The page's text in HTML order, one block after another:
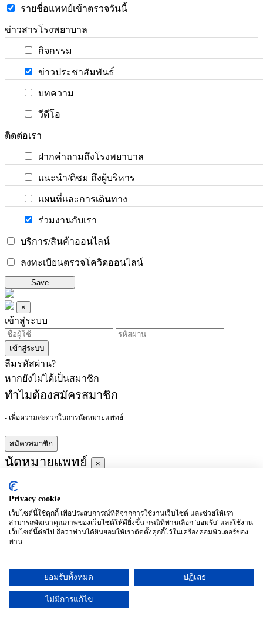
รายชื่อแพทย์เข้าตรวจวันนี้
ข่าวสารโรงพยาบาล
กิจกรรม
ข่าวประชาสัมพันธ์
บทความ
วีดีโอ
ติดต่อเรา
ฝากคำถามถึงโรงพยาบาล
แนะนำ/ติชม ถึงผู้บริหาร
แผนที่และการเดินทาง
ร่วมงานกับเรา
บริการ/สินค้าออนไลน์
ลงทะเบียนตรวจโควิดออนไลน์
Save
×
เข้าสู่ระบบ
เข้าสู่ระบบ
ลืมรหัสผ่าน?
หากยังไม่ได้เป็นสมาชิก
ทำไมต้องสมัครสมาชิก
- เพื่อความสะดวกในการนัดหมายแพทย์
สมัครสมาชิก
นัดหมายแพทย์ ×
ผู้ชำนาญการ
ประจำ :
อาทิตย์
จันทร์
(27/09)
อังคาร
(28/09)
พุธ
พฤหัสบดี
ศุกร์
เสาร์
Privacy cookie
เว็บไซต์นี้ใช้คุกกี้ เพื่อประสบการณ์ที่ดีจากการใช้งานเว็บไซต์ และช่วยให้เรา
สามารถพัฒนาคุณภาพของเว็บไซต์ให้ดียิ่งขึ้น กรณีที่ท่านเลือก 'ยอมรับ' และใช้งาน
เว็บไซต์นี้ต่อไป ถือว่าท่านได้ยินยอมให้เราติดตั้งคุกกี้ไว้ในเครื่องคอมพิวเตอร์ของ
ท่าน
ยอมรับทั้งหมด ปฏิเสธ
ไม่มีการแก้ไข